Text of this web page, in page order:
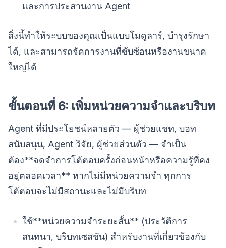
และการประสานงาน Agent
สิ่งนี้ทำให้ระบบของคุณเป็นแบบโมดูลาร์, บำรุงรักษา
ได้, และสามารถจัดการงานที่ซับซ้อนหรืองานขนาด
ใหญ่ได้
ขั้นตอนที่ 6: เพิ่มหน่วยความจำและบริบท
Agent ที่มีประโยชน์หลายตัว — ผู้ช่วยแชท, บอท
สนับสนุน, Agent วิจัย, ผู้ช่วยส่วนตัว — จำเป็น
ต้อง**จดจำการโต้ตอบครั้งก่อนหน้าหรือความรู้ที่คง
อยู่ตลอดเวลา** หากไม่มีหน่วยความจำ ทุกการ
โต้ตอบจะไม่มีสถานะและไม่มีบริบท
ใช้**หน่วยความจำระยะสั้น** (ประวัติการ
สนทนา, บริบทเซสชัน) สำหรับงานที่เกี่ยวข้องกับ